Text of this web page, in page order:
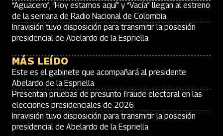
“Aguacero”, “Hoy estamos aquí” y “Vacía” llegan al estreno
de la semana de Radio Nacional de Colombia
Inravisión tuvo disposición para transmitir la posesión
presidencial de Abelardo de la Espriella
MÁS LEÍDO
Este es el gabinete que acompañará al presidente
Abelardo de la Espriella
Presentan pruebas de presunto fraude electoral en las
elecciones presidenciales de 2026
Inravisión tuvo disposición para transmitir la posesión
presidencial de Abelardo de la Espriella